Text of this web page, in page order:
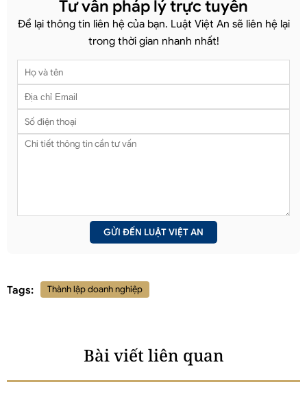
Tư vấn pháp lý trực tuyến
Để lại thông tin liên hệ của bạn. Luật Việt An sẽ liên hệ lại
trong thời gian nhanh nhất!
Tags: Thành lập doanh nghiệp
Bài viết liên quan